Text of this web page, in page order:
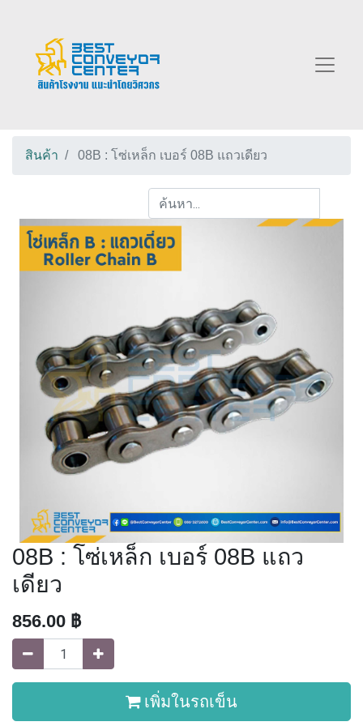
สินค้า 08B : โซ่เหล็ก เบอร์ 08B แถวเดียว
08B : โซ่เหล็ก เบอร์ 08B แถว
เดียว
856.00 ฿
เพิ่มในรถเข็น